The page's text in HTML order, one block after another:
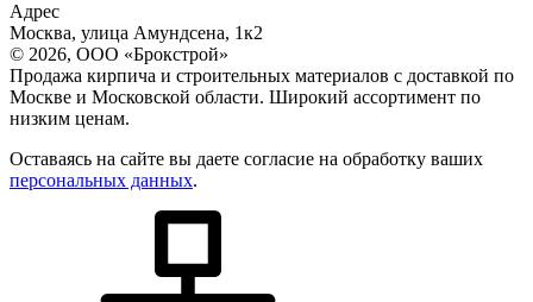
Адрес
Москва, улица Амундсена, 1к2
© 2026, ООО «Брокстрой»
Продажа кирпича и строительных материалов с доставкой по
Москве и Московской области. Широкий ассортимент по
низким ценам.
Оставаясь на сайте вы даете согласие на обработку ваших
персональных данных.